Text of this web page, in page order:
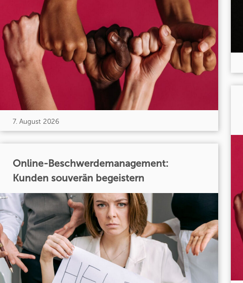
7. August 2026
Online-Beschwerdemanagement:
Kunden souverän begeistern